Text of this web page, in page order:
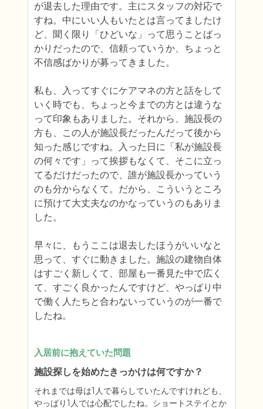
が退去した理由です。主にスタッフの対応で
すね。中にいい人もいたとは言ってましたけ
ど、聞く限り「ひどいな」って思うことばっ
かりだったので、信頼っていうか、ちょっと
不信感ばかりが募ってきました。
私も、入ってすぐにケアマネの方と話をして
いく時でも、ちょっと今までの方とは違うな
って印象もありました。それから、施設長の
方も、この人が施設長だったんだって後から
知った感じですね。入った日に「私が施設長
の何々です」って挨拶もなくて、そこに立っ
てるだけだったので、誰が施設長かっていう
のも分からなくて。だから、こういうところ
に預けて大丈夫なのかなっていうのもありま
した。
早々に、もうここは退去したほうがいいなと
思って、すぐに動きました。施設の建物自体
はすごく新しくて、部屋も一番見た中で広く
て、すごく良かったんですけど、やっぱり中
で働く人たちと合わないっていうのが一番で
したね。
入居前に抱えていた問題
施設探しを始めたきっかけは何ですか？
それまでは母は1人で暮らしていたんですけれども、
やっぱり1人では心配でしたね。ショートステイとか